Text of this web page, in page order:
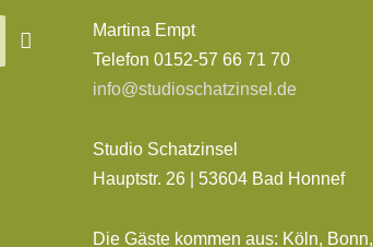
Martina Empt
Telefon 0152-57 66 71 70
info@studioschatzinsel.de
Studio Schatzinsel
Hauptstr. 26 | 53604 Bad Honnef
Die Gäste kommen aus: Köln, Bonn,